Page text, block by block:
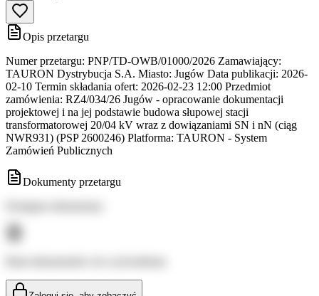
Opis przetargu
Numer przetargu: PNP/TD-OWB/01000/2026 Zamawiający:
TAURON Dystrybucja S.A. Miasto: Jugów Data publikacji: 2026-
02-10 Termin składania ofert: 2026-02-23 12:00 Przedmiot
zamówienia: RZ4/034/26 Jugów - opracowanie dokumentacji
projektowej i na jej podstawie budowa słupowej stacji
transformatorowej 20/04 kV wraz z dowiązaniami SN i nN (ciąg
NWR931) (PSP 2600246) Platforma: TAURON - System
Zamówień Publicznych
Dokumenty przetargu